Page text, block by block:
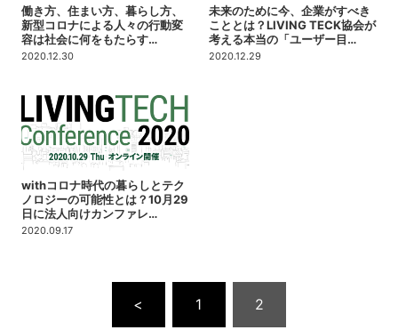
働き方、住まい方、暮らし方、
新型コロナによる人々の行動変
容は社会に何をもたらす…
2020.12.30
未来のために今、企業がすべき
こととは？LIVING TECK協会が
考える本当の「ユーザー目…
2020.12.29
withコロナ時代の暮らしとテク
ノロジーの可能性とは？10月29
日に法人向けカンファレ…
2020.09.17
< 1 2